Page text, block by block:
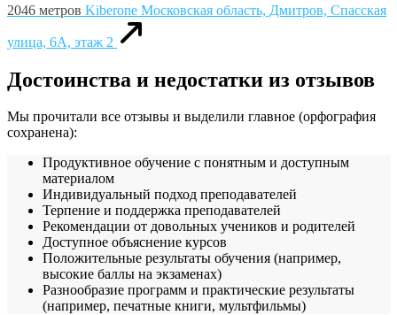
2046 метров Kiberone Московская область, Дмитров, Спасская
улица, 6А, этаж 2
Достоинства и недостатки из отзывов
Мы прочитали все отзывы и выделили главное (орфография
сохранена):
Продуктивное обучение с понятным и доступным
материалом
Индивидуальный подход преподавателей
Терпение и поддержка преподавателей
Рекомендации от довольных учеников и родителей
Доступное объяснение курсов
Положительные результаты обучения (например,
высокие баллы на экзаменах)
Разнообразие программ и практические результаты
(например, печатные книги, мультфильмы)